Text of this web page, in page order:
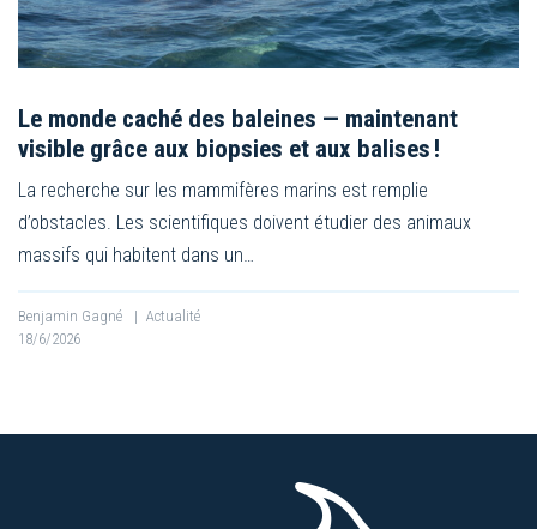
Le monde caché des baleines — maintenant
visible grâce aux biopsies et aux balises !
La recherche sur les mammifères marins est remplie
d’obstacles. Les scientifiques doivent étudier des animaux
massifs qui habitent dans un…
Benjamin Gagné | Actualité
18/6/2026